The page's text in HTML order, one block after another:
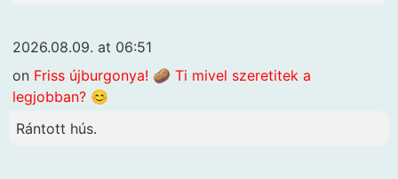
2026.08.09. at 06:51
on Friss újburgonya! 🥔 Ti mivel szeretitek a
legjobban? 😊
Rántott hús.